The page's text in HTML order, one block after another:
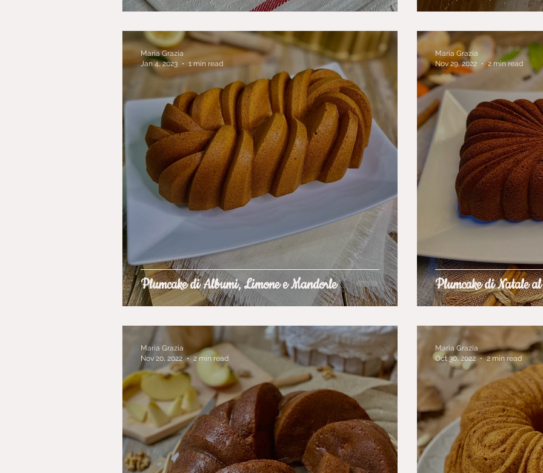
Plumcake di Albumi, Limone e Mandorle
Maria Grazia
Jan 4, 2023
1 min read
Plumcake di Natale
Maria Grazia
Nov 29, 2022
2 min read
Maria Grazia
Nov 20, 2022
2 min read
Maria Grazia
Oct 30, 2022
2 min read